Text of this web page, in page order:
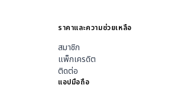
ราคาและความช่วยเหลือ
สมาชิก
แพ็กเครดิต
ติดต่อ
แอปมือถือ